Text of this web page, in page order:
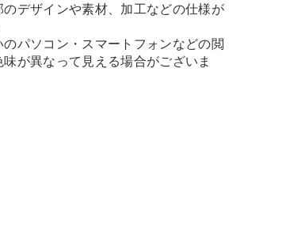
デザインや素材、加工などの仕様が
のパソコン・スマートフォンなどの閲
が異なって見える場合がございま